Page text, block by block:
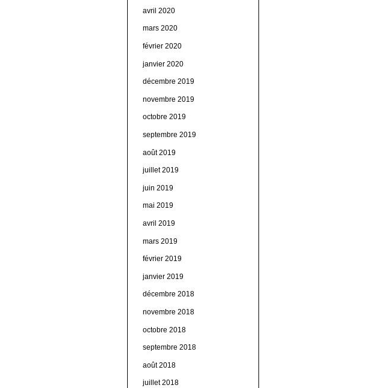
avril 2020
mars 2020
février 2020
janvier 2020
décembre 2019
novembre 2019
octobre 2019
septembre 2019
août 2019
juillet 2019
juin 2019
mai 2019
avril 2019
mars 2019
février 2019
janvier 2019
décembre 2018
novembre 2018
octobre 2018
septembre 2018
août 2018
juillet 2018